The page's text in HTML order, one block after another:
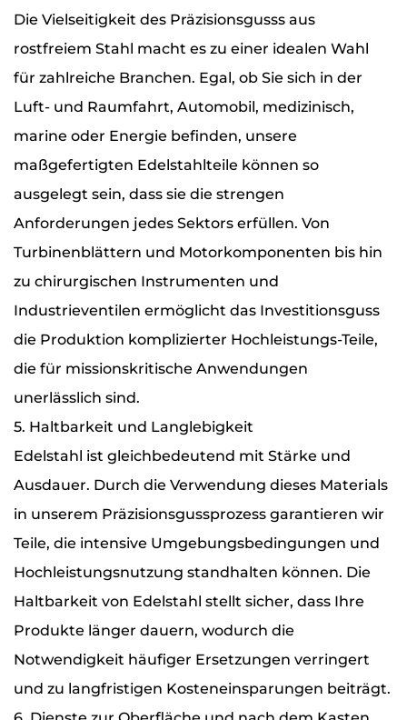
Die Vielseitigkeit des Präzisionsgusss aus
rostfreiem Stahl macht es zu einer idealen Wahl
für zahlreiche Branchen. Egal, ob Sie sich in der
Luft- und Raumfahrt, Automobil, medizinisch,
marine oder Energie befinden, unsere
maßgefertigten Edelstahlteile können so
ausgelegt sein, dass sie die strengen
Anforderungen jedes Sektors erfüllen. Von
Turbinenblättern und Motorkomponenten bis hin
zu chirurgischen Instrumenten und
Industrieventilen ermöglicht das Investitionsguss
die Produktion komplizierter Hochleistungs-Teile,
die für missionskritische Anwendungen
unerlässlich sind.
5. Haltbarkeit und Langlebigkeit
Edelstahl ist gleichbedeutend mit Stärke und
Ausdauer. Durch die Verwendung dieses Materials
in unserem Präzisionsgussprozess garantieren wir
Teile, die intensive Umgebungsbedingungen und
Hochleistungsnutzung standhalten können. Die
Haltbarkeit von Edelstahl stellt sicher, dass Ihre
Produkte länger dauern, wodurch die
Notwendigkeit häufiger Ersetzungen verringert
und zu langfristigen Kosteneinsparungen beiträgt.